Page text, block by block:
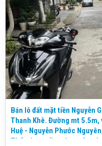
Bán lô đất mặt tiền Nguyễn
Thanh Khê. Đường mt 5.5m, vỉa hè 3m, Song
Huệ - Nguyễn Phước
Thẩm Len, gần các trường